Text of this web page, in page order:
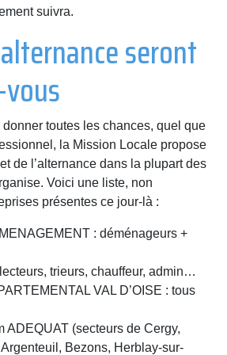
suivra.
seront
toutes les chances, quel que
la Mission Locale propose
de l’alternance dans la plupart des
Voici une liste, non
présentes ce jour-là :
: déménageurs +
trieurs, chauffeur, admin…
VAL D’OISE : tous
ADEQUAT (secteurs de Cergy,
Bezons, Herblay-sur-